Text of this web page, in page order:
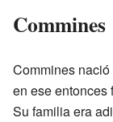
Commines
Commines
en ese entonces
Su familia era